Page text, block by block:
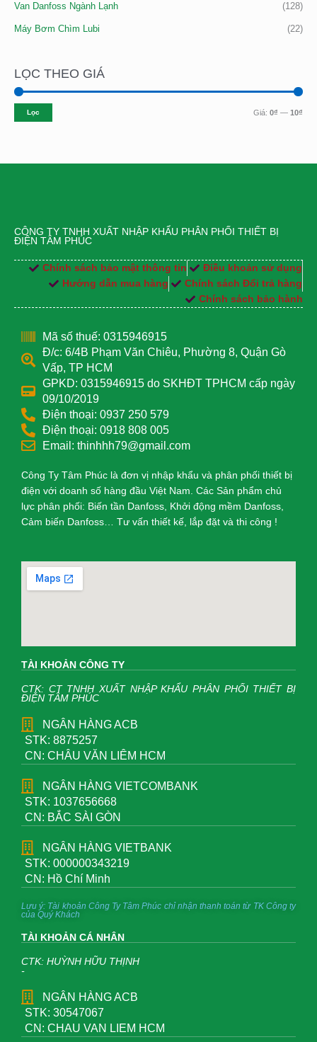
Van Danfoss Ngành Lạnh (128)
Máy Bơm Chìm Lubi (22)
LỌC THEO GIÁ
Lọc Giá: 0₫ — 10₫
CÔNG TY TNHH XUẤT NHẬP KHẨU PHÂN PHỐI THIẾT BỊ
ĐIỆN TÂM PHÚC
Chính sách bảo mật thông tin
Điều khoản sử dụng
Hướng dẫn mua hàng
Chính sách Đổi trả hàng
Chính sách bảo hành
Mã số thuế: 0315946915
Đ/c: 6/4B Phạm Văn Chiêu, Phường 8, Quận Gò
Vấp, TP HCM
GPKD: 0315946915 do SKHĐT TPHCM cấp ngày
09/10/2019
Điện thoại: 0937 250 579
Điện thoại: 0918 808 005
Email: thinhhh79@gmail.com
Công Ty Tâm Phúc là đơn vị nhập khẩu và phân phối thiết bị
điện với doanh số hàng đầu Việt Nam. Các Sản phẩm chủ
lực phân phối: Biến tần Danfoss, Khởi động mềm Danfoss,
Cảm biến Danfoss… Tư vấn thiết kế, lắp đặt và thi công !
TÀI KHOẢN CÔNG TY
CTK: CT TNHH XUẤT NHẬP KHẨU PHÂN PHỐI THIẾT BỊ
ĐIỆN TÂM PHÚC
NGÂN HÀNG ACB
STK: 8875257
CN: CHÂU VĂN LIÊM HCM
NGÂN HÀNG VIETCOMBANK
STK: 1037656668
CN: BẮC SÀI GÒN
NGÂN HÀNG VIETBANK
STK: 000000343219
CN: Hồ Chí Minh
Lưu ý: Tài khoản Công Ty Tâm Phúc chỉ nhận thanh toán từ TK Công ty
của Quý Khách
TÀI KHOẢN CÁ NHÂN
CTK: HUỲNH HỮU THỊNH
-
NGÂN HÀNG ACB
STK: 30547067
CN: CHAU VAN LIEM HCM